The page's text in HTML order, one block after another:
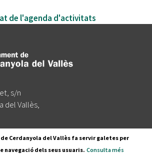
de l'agenda d'activitats
s/n
del Vallès,
Cerdanyola del Vallès fa servir galetes per
dels seus usuaris. Consulta més